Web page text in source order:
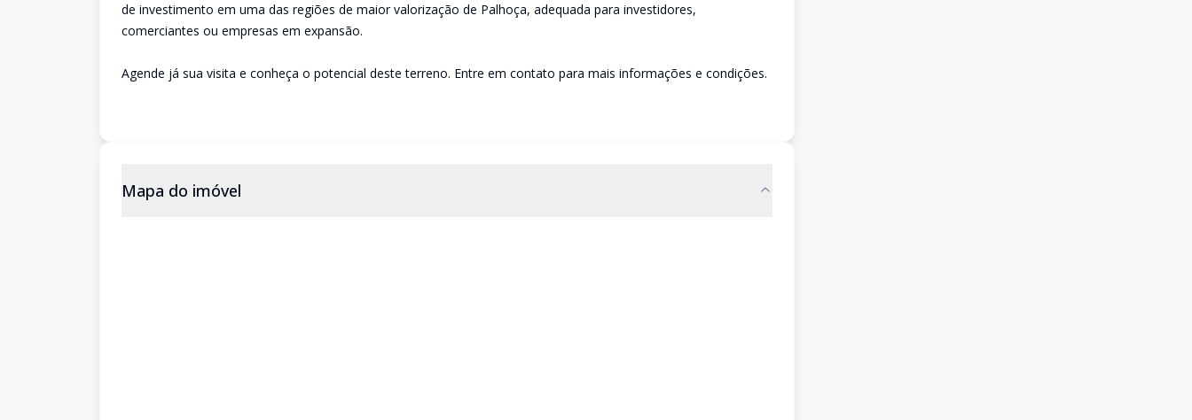
de investimento em uma das regiões de maior valorização de Palhoça, adequada para investidores,
comerciantes ou empresas em expansão.
Agende já sua visita e conheça o potencial deste terreno. Entre em contato para mais informações e condições.
Mapa do imóvel